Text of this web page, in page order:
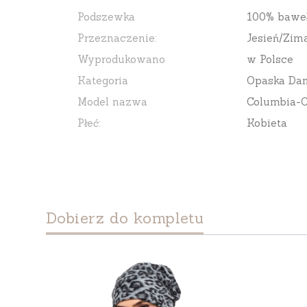
Podszewka
100%
Przeznaczenie:
Jesień/
Wyprodukowano
w Polsce
Kategoria
Opaska
Model nazwa
Columbia-
Płeć:
Kobieta
Dobierz do kompletu